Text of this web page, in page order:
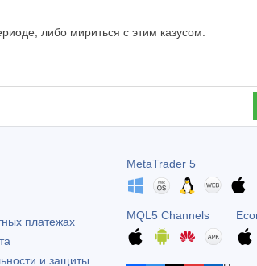
либо мириться с этим казусом.
платежах
и защиты
MetaTrader 5
MQL5 Channels